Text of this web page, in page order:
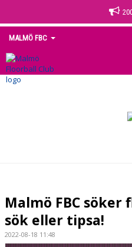
MALMÖ FBC
HEM
MEDLEM
MATCHER
Malmö FBC söker
sök eller tipsa!
2022-08-18 11:48